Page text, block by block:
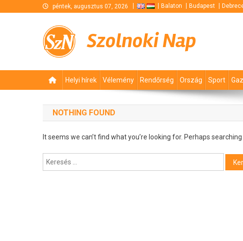
péntek, augusztus 07, 2026 Balaton Budapest
Szolnoki Nap
Helyi hírek Vélemény Rendőrség Ország Sport
NOTHING FOUND
It seems we can’t find what you’re looking for. Perhaps searching
Keresés: